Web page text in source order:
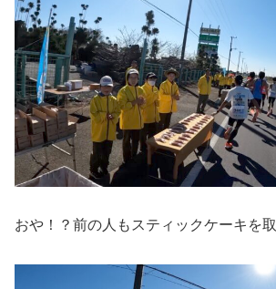
おや！？前の人もスティックケーキを取